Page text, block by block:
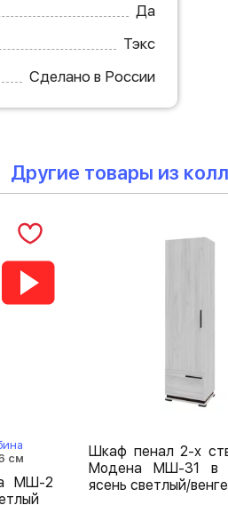
Да
Тэкс
Сделано в России
Другие товары из
см
МШ-2
Шкаф пенал 2-х
Модена МШ-31 в
ясень светлый/венге